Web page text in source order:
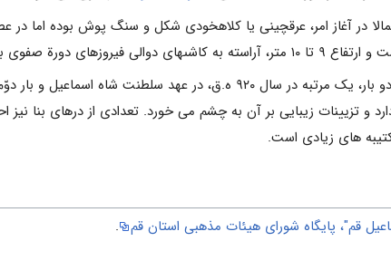
در آغاز امر، عرق‏چینى یا کلاه‏خودى شکل و سنگ پوش بوده اما
و اخیرا بازسازى و کاشى ‏کارى شده است.
تاریخ ۹۲۲ ه.ق قرار دارد و تزیینات زیبایى بر آن به چشم می خورد. تعدادى از
هاى زیادى است.
قم"، پایگاه شورای هیئات مذهبی استان قم .